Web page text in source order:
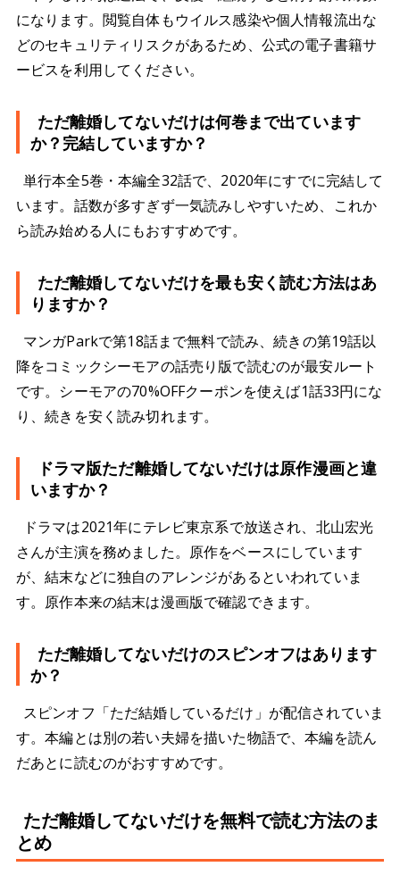
になります。閲覧自体もウイルス感染や個人情報流出な
どのセキュリティリスクがあるため、公式の電子書籍サ
ービスを利用してください。
ただ離婚してないだけは何巻まで出ています
か？完結していますか？
単行本全5巻・本編全32話で、2020年にすでに完結して
います。話数が多すぎず一気読みしやすいため、これか
ら読み始める人にもおすすめです。
ただ離婚してないだけを最も安く読む方法はあ
りますか？
マンガParkで第18話まで無料で読み、続きの第19話以
降をコミックシーモアの話売り版で読むのが最安ルート
です。シーモアの70%OFFクーポンを使えば1話33円にな
り、続きを安く読み切れます。
ドラマ版ただ離婚してないだけは原作漫画と違
いますか？
ドラマは2021年にテレビ東京系で放送され、北山宏光
さんが主演を務めました。原作をベースにしています
が、結末などに独自のアレンジがあるといわれていま
す。原作本来の結末は漫画版で確認できます。
ただ離婚してないだけのスピンオフはあります
か？
スピンオフ「ただ結婚しているだけ」が配信されていま
す。本編とは別の若い夫婦を描いた物語で、本編を読ん
だあとに読むのがおすすめです。
ただ離婚してないだけを無料で読む方法のま
とめ